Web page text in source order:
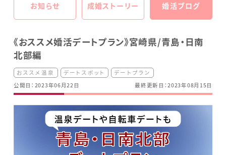
お知らせ 成婚ストーリー 婚活ブログ
《おススメ婚活デートプラン》宮崎県/青島・日南
北部編
おススメ温泉 デートスポット
デートプラン
公開日：2023年06月22日
最終更新日：2023年08月15日